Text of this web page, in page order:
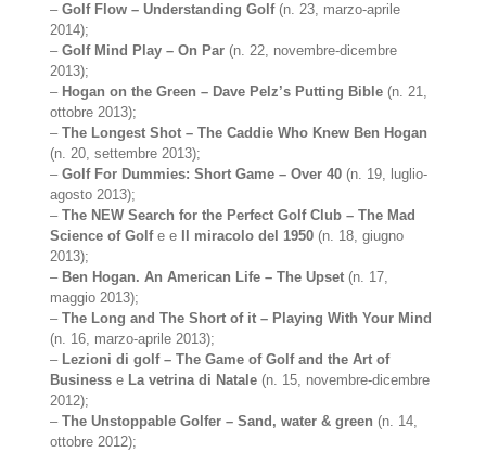
–Golf Flow – Understanding Golf(n. 23, marzo-aprile
2014);
–Golf Mind Play – On Par (n. 22, novembre-dicembre
2013);
– Hogan on the Green – Dave Pelz’s Putting Bible (n. 21,
ottobre 2013);
–The Longest Shot – The Caddie Who Knew Ben Hogan
(n. 20, settembre 2013);
–Golf For Dummies: Short Game – Over 40 (n. 19, luglio-
agosto 2013);
–The NEW Search for the Perfect Golf Club – The Mad
Science of Golfe e Il miracolo del 1950 (n. 18, giugno
2013);
– Ben Hogan. An American Life – The Upset (n. 17,
maggio 2013);
–The Long and The Short of it – Playing With Your Mind
(n. 16, marzo-aprile 2013);
– Lezioni di golf – The Game of Golf and the Art of
Business e La vetrina di Natale (n. 15, novembre-dicembre
2012);
–The Unstoppable Golfer – Sand, water & green (n. 14,
ottobre 2012);